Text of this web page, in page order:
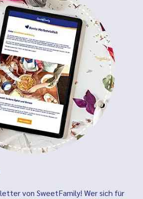
von SweetFamily! Wer sich für